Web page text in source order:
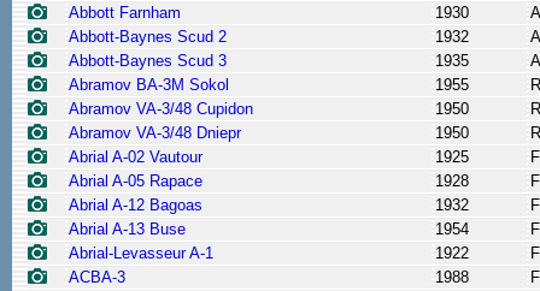
Abbott Farnham
1930
Abbott-Baynes Scud 2
1932
Abbott-Baynes Scud 3
1935
Abramov BA-3M Sokol
1955
Abramov VA-3/48 Cupidon
1950
Abramov VA-3/48 Dniepr
1950
Abrial A-02 Vautour
1925
Abrial A-05 Rapace
1928
Abrial A-12 Bagoas
1932
Abrial A-13 Buse
1954
Abrial-Levasseur A-1
1922
ACBA-3
1988